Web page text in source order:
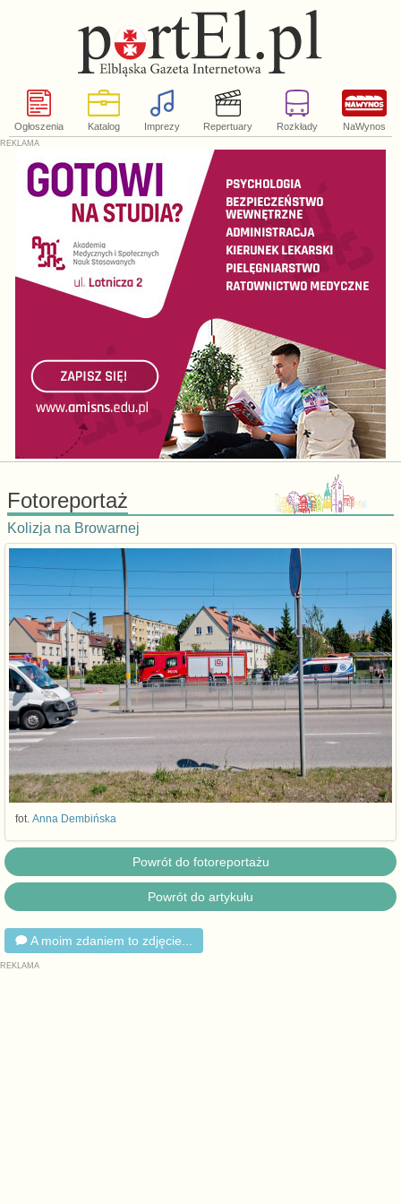
Ogłoszenia Katalog Imprezy Repertuary Rozkłady NaWynos
Fotoreportaż
Kolizja na Browarnej
fot. Anna Dembińska
Powrót do fotoreportażu
Powrót do artykułu
A moim zdaniem to zdjęcie...